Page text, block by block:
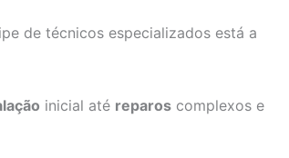
de técnicos especializados está a
inicial até reparos complexos e